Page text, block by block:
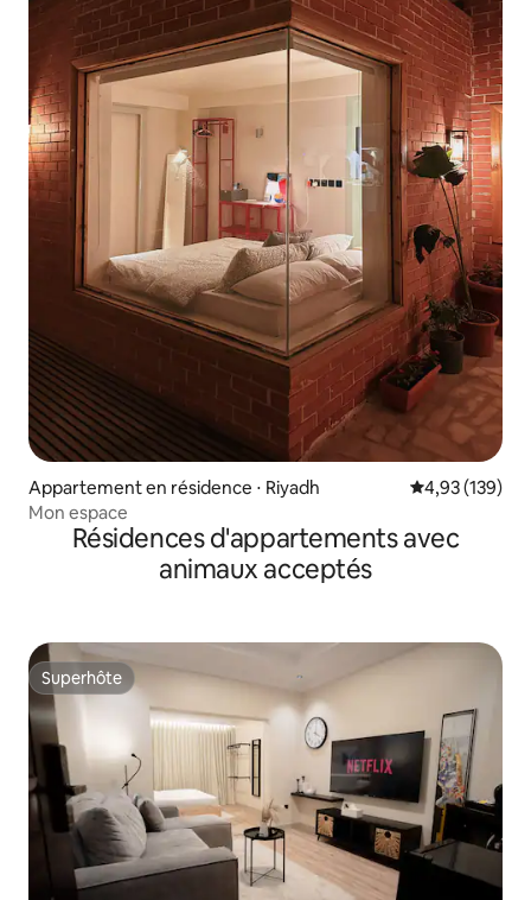
Appartement en résidence ⋅ Riyadh Évaluation
4,93 (139)
Mon espace
Résidences d'appartements avec
animaux acceptés
Superhôte
Superhôte